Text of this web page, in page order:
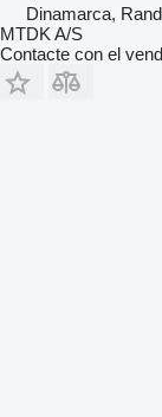
Dinamarca,
MTDK A/S
Contacte con el